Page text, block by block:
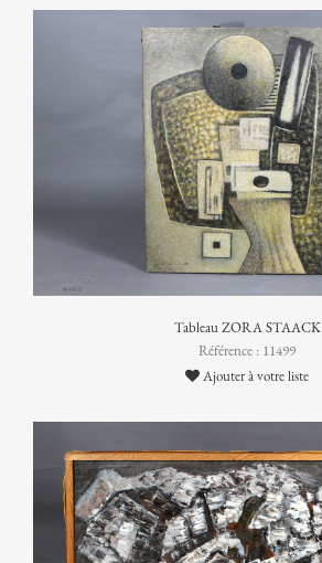
Tableau ZORA STAACK
Référence : 11499
Ajouter à votre liste